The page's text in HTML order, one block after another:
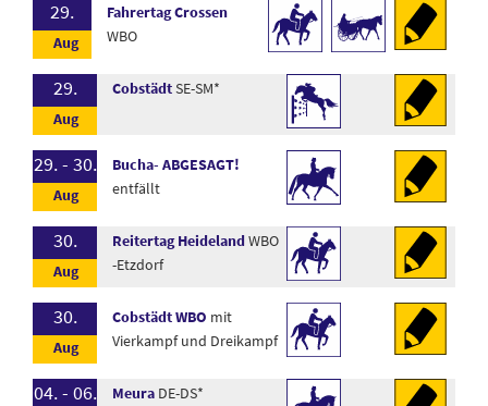
29.
Fahrertag Crossen
WBO
29. CobstädtSE-SM*
29. - 30.
Bucha- ABGESAGT!
entfällt
30. Reitertag HeidelandWBO
-Etzdorf
30. Cobstädt WBO mit
Vierkampf und Dreikampf
04. - 06. Meura DE-DS*